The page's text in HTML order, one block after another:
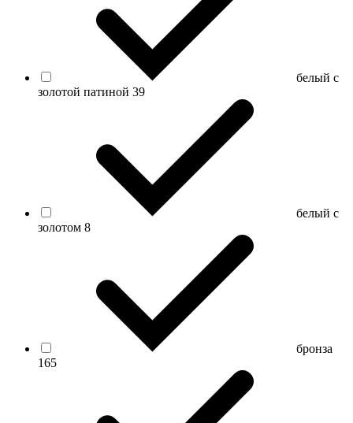
белый с
золотой патиной 39
белый с
золотом 8
бронза
165